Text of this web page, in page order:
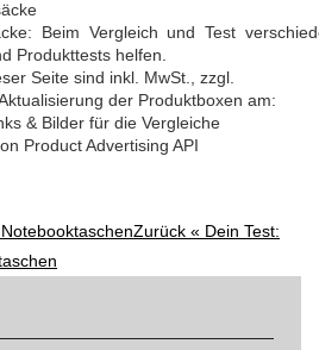
Beim Vergleich und Test
Produkttests helfen.
Seite sind inkl. MwSt., zzgl.
der Produktboxen am:
& Bilder für die Vergleiche
Product Advertising API
Zurück « Dein Test: